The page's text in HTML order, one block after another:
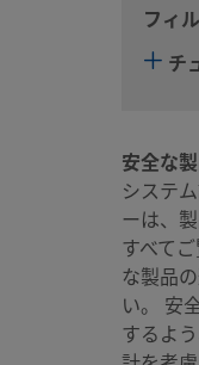
フィ
チ
安全な
システ
ーは、
すべて
な製品
い。 安
するよ